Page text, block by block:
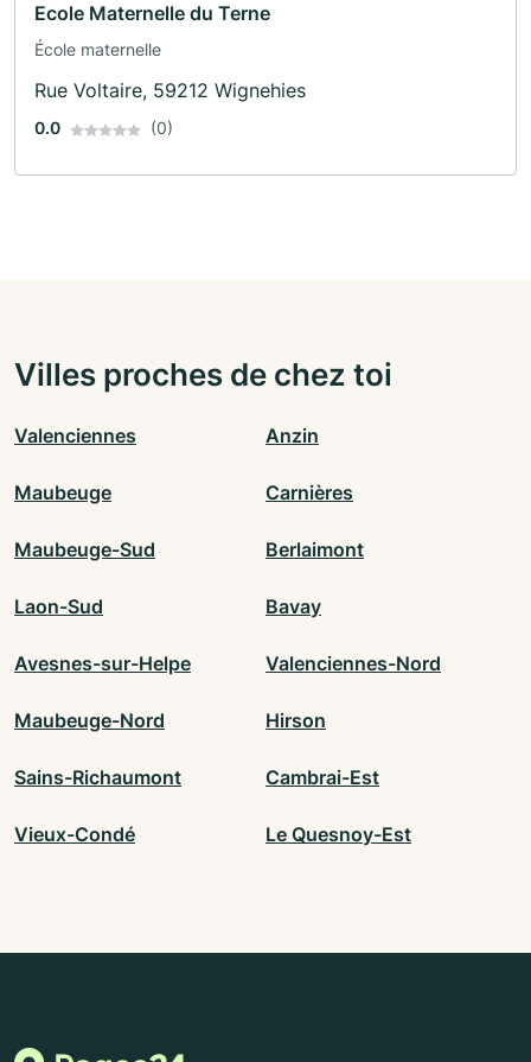
Ecole Maternelle du Terne
École maternelle
Rue Voltaire, 59212 Wignehies
0.0 (0)
Villes proches de chez toi
Valenciennes Anzin
Maubeuge Carnières
Maubeuge-Sud Berlaimont
Laon-Sud Bavay
Avesnes-sur-Helpe Valenciennes-Nord
Maubeuge-Nord Hirson
Sains-Richaumont Cambrai-Est
Vieux-Condé Le Quesnoy-Est